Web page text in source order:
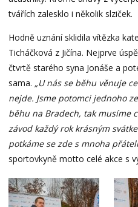
tvářích zalesklo i několik slziček.
Hodně uznání sklidila vítězka
Ticháčková z Jičína. Nejprve
čtvrtě starého syna Jonáše a
sama. „U nás se běhu věnuje
nejde. Jsme potomci jednoho
běhu na Bradech, tak musíme
závod každý rok krásným
potkáme se zde s mnoha
sportovkyně motto celé akce s